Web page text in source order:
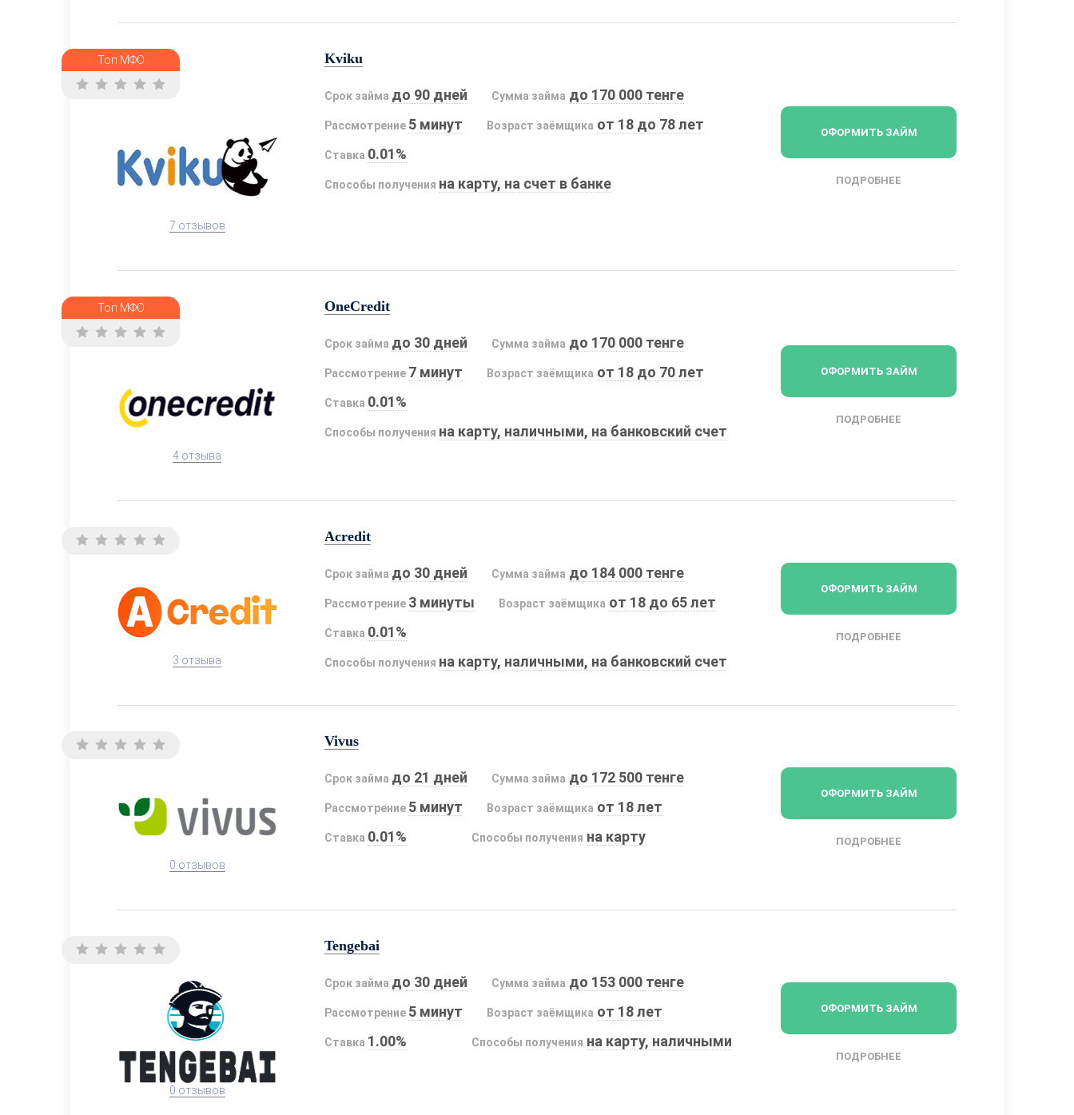
Топ МФО
7 отзывов
Kviku
Срок займа до 90 дней Сумма займа до 170 000 тенге
Рассмотрение 5 минут Возраст заёмщика от 18 до 78 лет
Ставка 0.01%
Способы получения на карту, на счет в банке
ОФОРМИТЬ ЗАЙМ
ПОДРОБНЕЕ
Топ МФО
4 отзыва
OneCredit
Срок займа до 30 дней Сумма займа до 170 000 тенге
Рассмотрение 7 минут Возраст заёмщика от 18 до 70 лет
Ставка 0.01%
Способы получения на карту, наличными, на банковский счет
ОФОРМИТЬ ЗАЙМ
ПОДРОБНЕЕ
3 отзыва
Acredit
Срок займа до 30 дней Сумма займа до 184 000 тенге
Рассмотрение 3 минуты Возраст заёмщика от 18 до 65 лет
Ставка 0.01%
Способы получения на карту, наличными, на банковский счет
ОФОРМИТЬ ЗАЙМ
ПОДРОБНЕЕ
0 отзывов
Vivus
Срок займа до 21 дней Сумма займа до 172 500 тенге
Рассмотрение 5 минут Возраст заёмщика от 18 лет
Ставка 0.01% Способы получения на карту
ОФОРМИТЬ ЗАЙМ
ПОДРОБНЕЕ
0 отзывов
Tengebai
Срок займа до 30 дней Сумма займа до 153 000 тенге
Рассмотрение 5 минут Возраст заёмщика от 18 лет
Ставка 1.00% Способы получения на карту, наличными
ОФОРМИТЬ ЗАЙМ
ПОДРОБНЕЕ